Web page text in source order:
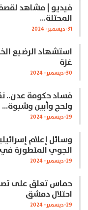
فيديو | مشاهد
المحتلة…
31-ديسمبر- 2024
استشهاد الرضيع
غزة
30-ديسمبر- 2024
فساد حكومة عدن..
ولحج وأبين وشبوة…
29-ديسمبر- 2024
وسائل إعلام
الجوي المتطورة
29-ديسمبر- 2024
حماس تعلق على
احتلال دمشق
29-ديسمبر- 2024